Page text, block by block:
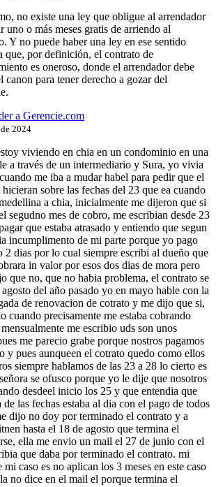
no existe una ley que obligue al arrendador
uno o más meses gratis de arriendo al
Y no puede haber una ley en ese sentido
que, por definición, el contrato de
es oneroso, donde el arrendador debe
canon para tener derecho a gozar del
a Gerencie.com
2024
viviendo en chia en un condominio en una
a través de un intermediario y Sura, yo vivia
me iba a mudar habel para pedir que el
sobre las fechas del 23 que ea cuando
a chia, inicialmente me dijeron que si
segudno mes de cobro, me escribian desde 23
que estaba atrasado y entiendo que segun
incumplimento de mi parte porque yo pago
2 dias por lo cual siempre escribi al dueño que
in valor por esos dos dias de mora pero
que no, que no habia problema, el contrato se
del año pasado yo en mayo hable con la
de renovacion de cotrato y me dijo que si,
cuando precisamente me estaba cobrando
me escribio uds son unos
me parecio grabe porque nostros pagamos
y pues aunqueen el cotrato quedo como ellos
siempre hablamos de las 23 a 28 lo cierto es
se ofusco porque yo le dije que nosotros
desdeel inicio los 25 y que entendia que
de las fechas estaba al dia con el pago de todos
dijo no doy por terminado el contrato y a
hasta el 18 de agosto que termina el
ella me envio un mail el 27 de junio con el
que daba por terminado el contrato. mi
mi caso es no aplican los 3 meses en este caso
no dice en el mail el porque termina el